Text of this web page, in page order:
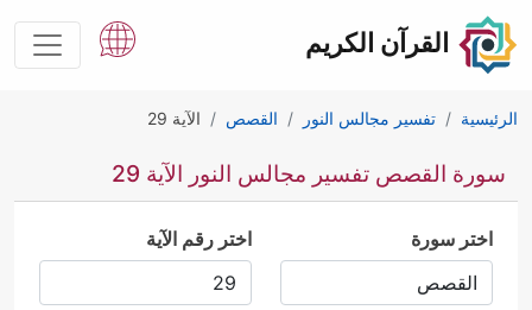
القرآن الكريم
الرئيسية تفسير مجالس النور القصص الآية 29
سورة القصص تفسير مجالس النور الآية 29
اختر سورة اختر رقم الآية